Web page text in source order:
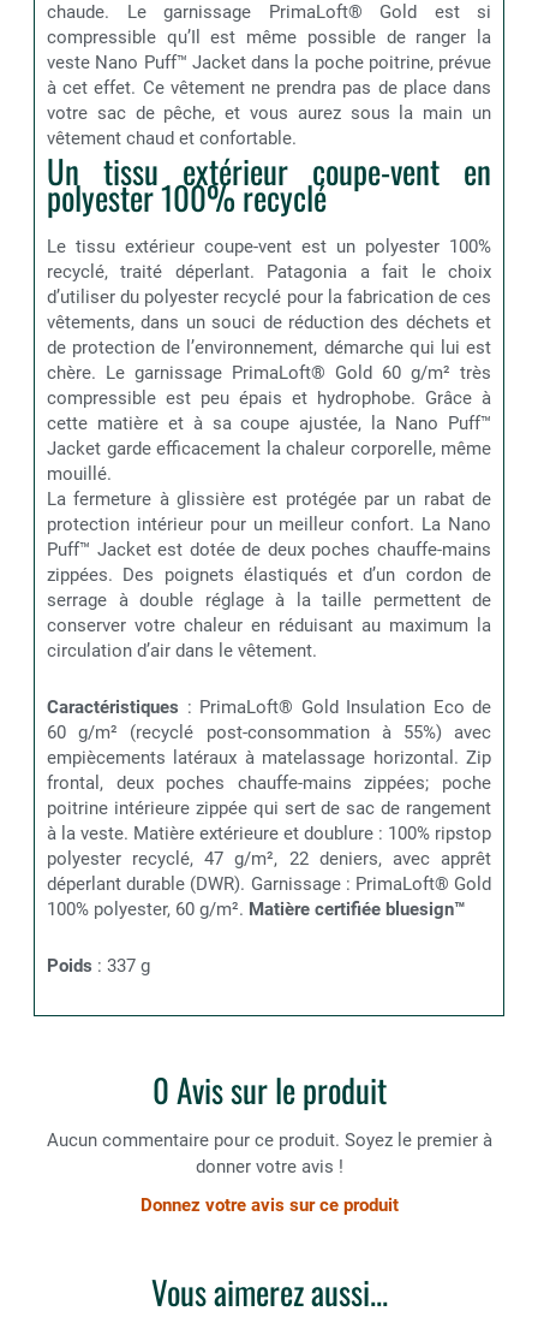
chaude. Le garnissage PrimaLoft® Gold est si
compressible qu’Il est même possible de ranger la
veste Nano Puff™ Jacket dans la poche poitrine, prévue
à cet effet. Ce vêtement ne prendra pas de place dans
votre sac de pêche, et vous aurez sous la main un
vêtement chaud et confortable.
Un tissu extérieur coupe-vent en
polyester 100% recyclé
Le tissu extérieur coupe-vent est un polyester 100%
recyclé, traité déperlant. Patagonia a fait le choix
d’utiliser du polyester recyclé pour la fabrication de ces
vêtements, dans un souci de réduction des déchets et
de protection de l’environnement, démarche qui lui est
chère. Le garnissage PrimaLoft® Gold 60 g/m² très
compressible est peu épais et hydrophobe. Grâce à
cette matière et à sa coupe ajustée, la Nano Puff™
Jacket garde efficacement la chaleur corporelle, même
mouillé.
La fermeture à glissière est protégée par un rabat de
protection intérieur pour un meilleur confort. La Nano
Puff™ Jacket est dotée de deux poches chauffe-mains
zippées. Des poignets élastiqués et d’un cordon de
serrage à double réglage à la taille permettent de
conserver votre chaleur en réduisant au maximum la
circulation d’air dans le vêtement.
Caractéristiques : PrimaLoft® Gold Insulation Eco de
60 g/m² (recyclé post-consommation à 55%) avec
empiècements latéraux à matelassage horizontal. Zip
frontal, deux poches chauffe-mains zippées; poche
poitrine intérieure zippée qui sert de sac de rangement
à la veste. Matière extérieure et doublure : 100% ripstop
polyester recyclé, 47 g/m², 22 deniers, avec apprêt
déperlant durable (DWR). Garnissage : PrimaLoft® Gold
100% polyester, 60 g/m². Matière certifiée bluesign™
Poids : 337 g
0 Avis sur le produit
Aucun commentaire pour ce produit. Soyez le premier à
donner votre avis !
Donnez votre avis sur ce produit
Vous aimerez aussi...